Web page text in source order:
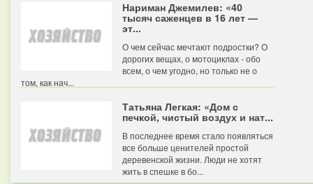
Нариман Джемилев: «40
тысяч саженцев в 16 лет —
эт...
О чем сейчас мечтают подростки? О
дорогих вещах, о мотоциклах - обо
всем, о чем угодно, но только не о
том, как нач...
Татьяна Легкая: «Дом с
печкой, чистый воздух и нат...
В последнее время стало появляться
все больше ценителей простой
деревенской жизни. Люди не хотят
жить в спешке в бо...